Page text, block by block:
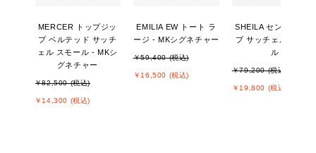
MERCER トップジッ
プ ベルテッド サッチ
ェル スモール - MKシ
グネチャー
￥82,500 (税込)
￥14,300 (税込)
EMILIA EW トート ラ
ージ - MKシグネチャー
￥59,400 (税込)
￥16,500 (税込)
SHEILA センタージッ
プ サッチェル スモー
ル
￥79,200 (税込)
￥19,800 (税込)